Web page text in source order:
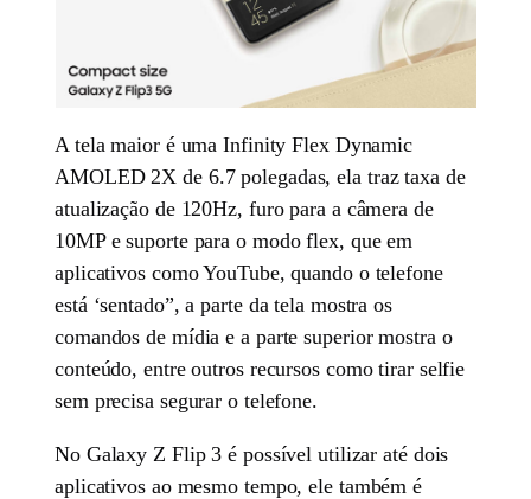
A tela maior é uma Infinity Flex Dynamic
AMOLED 2X de 6.7 polegadas, ela traz taxa de
atualização de 120Hz, furo para a câmera de
10MP e suporte para o modo flex, que em
aplicativos como YouTube, quando o telefone
está ‘sentado”, a parte da tela mostra os
comandos de mídia e a parte superior mostra o
conteúdo, entre outros recursos como tirar selfie
sem precisa segurar o telefone.
No Galaxy Z Flip 3 é possível utilizar até dois
aplicativos ao mesmo tempo, ele também é